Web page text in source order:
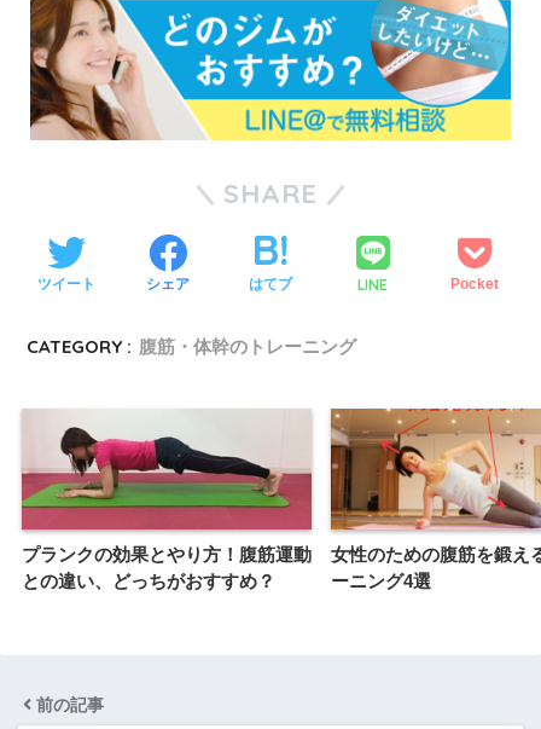
SHARE
ツイート シェア はてブ LINE Pocket
CATEGORY : 腹筋・体幹のトレーニング
プランクの効果とやり方！腹筋運動
との違い、どっちがおすすめ？
女性のための腹筋を鍛え
ーニング4選
前の記事